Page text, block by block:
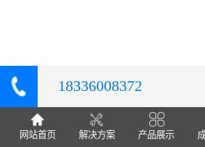
18336008372
网站首页 解决方案 产品展示